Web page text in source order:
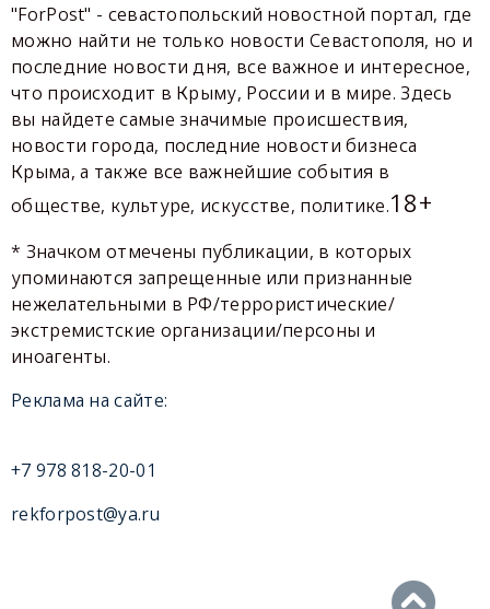
"ForPost" - севастопольский новостной портал, где
можно найти не только новости Севастополя, но и
последние новости дня, все важное и интересное,
что происходит в Крыму, России и в мире. Здесь
вы найдете самые значимые происшествия,
новости города, последние новости бизнеса
Крыма, а также все важнейшие события в
обществе, культуре, искусстве, политике.18+
* Значком отмечены публикации, в которых
упоминаются запрещенные или признанные
нежелательными в РФ/террористические/
экстремистские организации/персоны и
иноагенты.
Реклама на сайте:
+7 978 818-20-01
rekforpost@ya.ru